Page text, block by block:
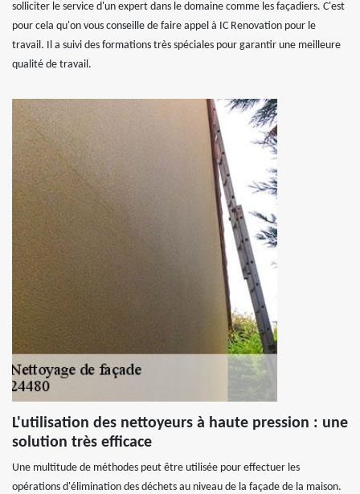
solliciter le service d'un expert dans le domaine comme les façadiers. C'est
pour cela qu'on vous conseille de faire appel à IC Renovation pour le
travail. Il a suivi des formations très spéciales pour garantir une meilleure
qualité de travail.
L'utilisation des nettoyeurs à haute pression : une
solution très efficace
Une multitude de méthodes peut être utilisée pour effectuer les
opérations d'élimination des déchets au niveau de la façade de la maison.